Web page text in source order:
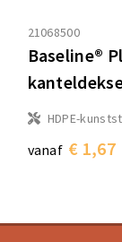
21068500
Baseline®
HDPE-
vanaf € 1,67